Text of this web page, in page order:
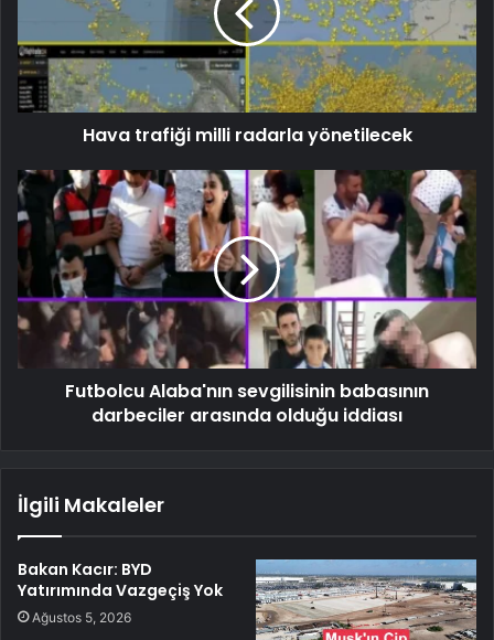
Hava trafiği milli radarla yönetilecek
Futbolcu Alaba'nın sevgilisinin babasının
darbeciler arasında olduğu iddiası
İlgili Makaleler
Bakan Kacır: BYD
Yatırımında Vazgeçiş Yok
Ağustos 5, 2026